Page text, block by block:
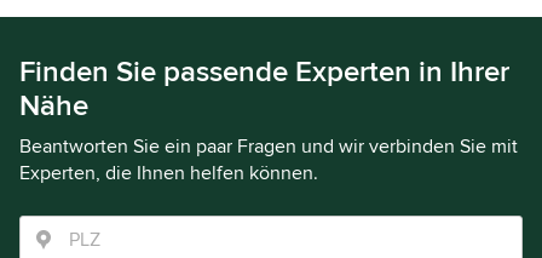
Finden Sie passende Experten in Ihrer
Nähe
Beantworten Sie ein paar Fragen und wir verbinden Sie mit
Experten, die Ihnen helfen können.